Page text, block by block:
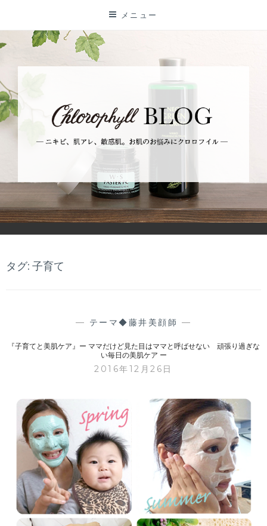
テ
に
ス
キ
メニュー
BLOG
ーニキビ、肌アレ、敏感肌。お肌のお悩みにクロロフイルー
タグ: 子育て
— テーマ◆藤井美顔師 —
『子育てと美肌ケア』ー ママだけど見た目はママと呼ばせない 頑張り過ぎな
い毎日の美肌ケア ー
2016年12月26日